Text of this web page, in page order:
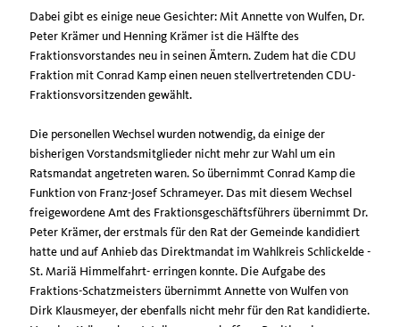
Dabei gibt es einige neue Gesichter: Mit Annette von Wulfen, Dr.
Peter Krämer und Henning Krämer ist die Hälfte des
Fraktionsvorstandes neu in seinen Ämtern. Zudem hat die CDU
Fraktion mit Conrad Kamp einen neuen stellvertretenden CDU-
Fraktionsvorsitzenden gewählt.
Die personellen Wechsel wurden notwendig, da einige der
bisherigen Vorstandsmitglieder nicht mehr zur Wahl um ein
Ratsmandat angetreten waren. So übernimmt Conrad Kamp die
Funktion von Franz-Josef Schrameyer. Das mit diesem Wechsel
freigewordene Amt des Fraktionsgeschäftsführers übernimmt Dr.
Peter Krämer, der erstmals für den Rat der Gemeinde kandidiert
hatte und auf Anhieb das Direktmandat im Wahlkreis Schlickelde -
St. Mariä Himmelfahrt- erringen konnte. Die Aufgabe des
Fraktions-Schatzmeisters übernimmt Annette von Wulfen von
Dirk Klausmeyer, der ebenfalls nicht mehr für den Rat kandidierte.